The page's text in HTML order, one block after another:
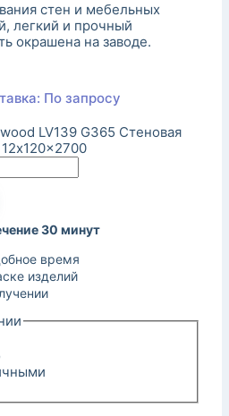
стен и мебельных
легкий и прочный
окрашена на заводе.
По запросу
LV139 G365 Стеновая
30 минут
время
изделий